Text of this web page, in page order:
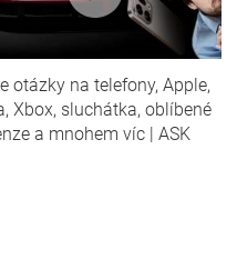
otázky na telefony, Apple,
Xbox, sluchátka, oblíbené
a mnohem víc | ASK